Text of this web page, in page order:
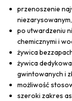
przenoszenie
niezarysowanym,
po utwardzeniu
chemicznymi i
żywica
żywica
gwintowanych i
możliwość
szeroki zakres